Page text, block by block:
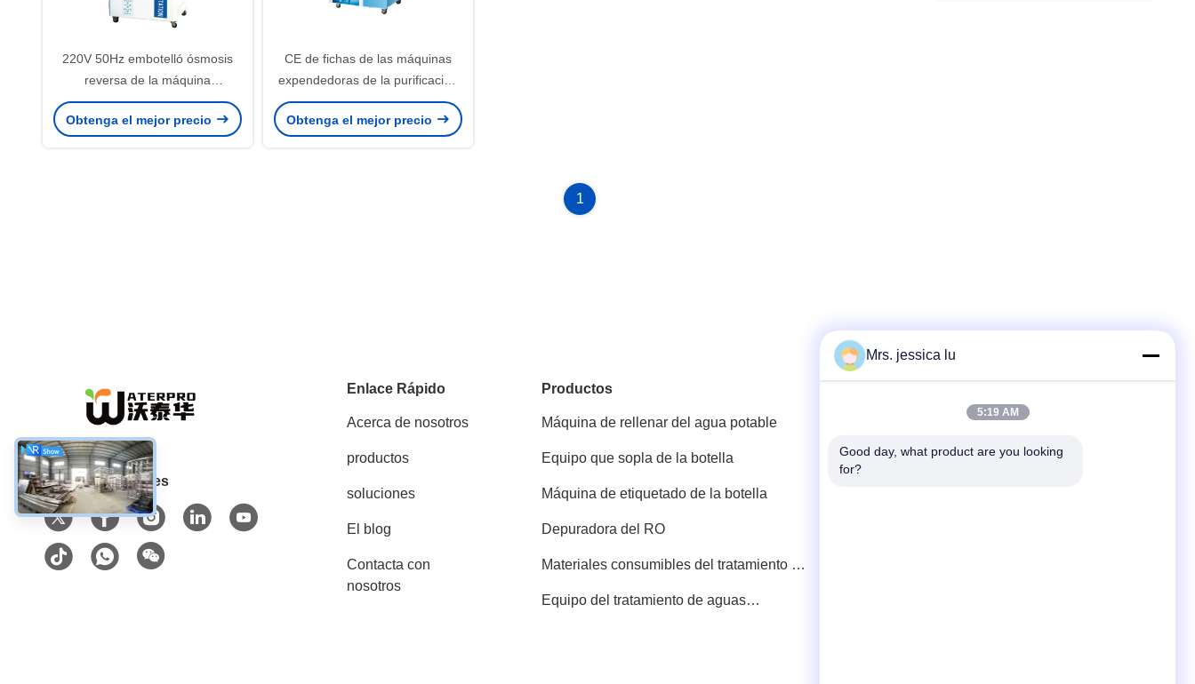
220V 50Hz embotelló ósmosis
reversa de la máquina
expendedora pura del agua
Obtenga el mejor precio
CE de fichas de las máquinas
expendedoras de la purificación
del agua de la ósmosis reversa
certificado
Obtenga el mejor precio
1
Las redes sociales
Enlace Rápido
Acerca de nosotros
productos
soluciones
El blog
Contacta con
nosotros
Productos
Máquina de rellenar del agua potable
Equipo que sopla de la botella
Máquina de etiquetado de la botella
Depuradora del RO
Materiales consumibles del tratamiento de
Equipo del tratamiento de aguas
86-180-3801-1935
Mrs. jessica lu
5:19 AM
Good day, what product are you looking
for?